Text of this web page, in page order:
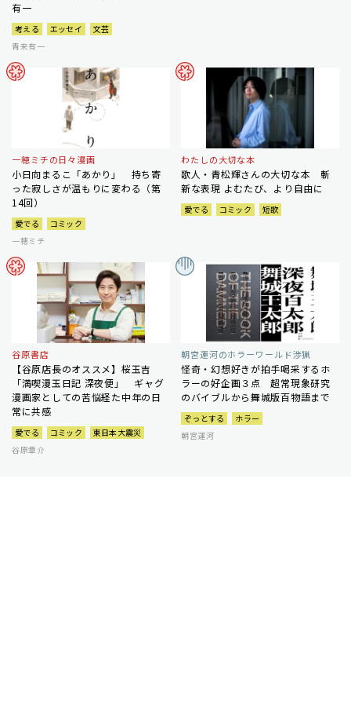
有一
考える エッセイ
文芸
青来有一
一穂ミチの日々漫画
小日向まるこ「あかり」 持ち寄
った寂しさが温もりに変わる（第
14回）
愛でる
コミック
一穂ミチ
わたしの大切な本
歌人・青松輝さんの大切な本 斬
新な表現 よむたび、より自由に
愛でる コミック 短歌
谷原書店
【谷原店長のオススメ】桜玉吉
「満喫漫玉日記 深夜便」 ギャグ
漫画家としての苦悩経た中年の日
常に共感
愛でる コミック
東日本大震災
谷原章介
朝宮運河のホラーワールド渉猟
怪奇・幻想好きが拍手喝采するホ
ラーの好企画３点 超常現象研究
のバイブルから舞城版百物語まで
ぞっとする
ホラー
朝宮運河